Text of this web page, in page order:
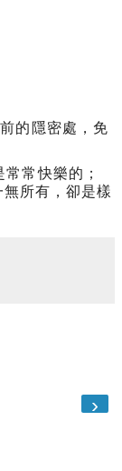
的隱密處，免
常常快樂的；
所有，卻是樣
›